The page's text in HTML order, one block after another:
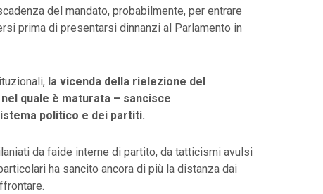
del mandato, probabilmente, per entrare
prima di presentarsi dinnanzi al Parlamento in
la vicenda della rielezione del
quale è maturata – sancisce
politico e dei partiti.
da faide interne di partito, da tatticismi avulsi
ha sancito ancora di più la distanza dai